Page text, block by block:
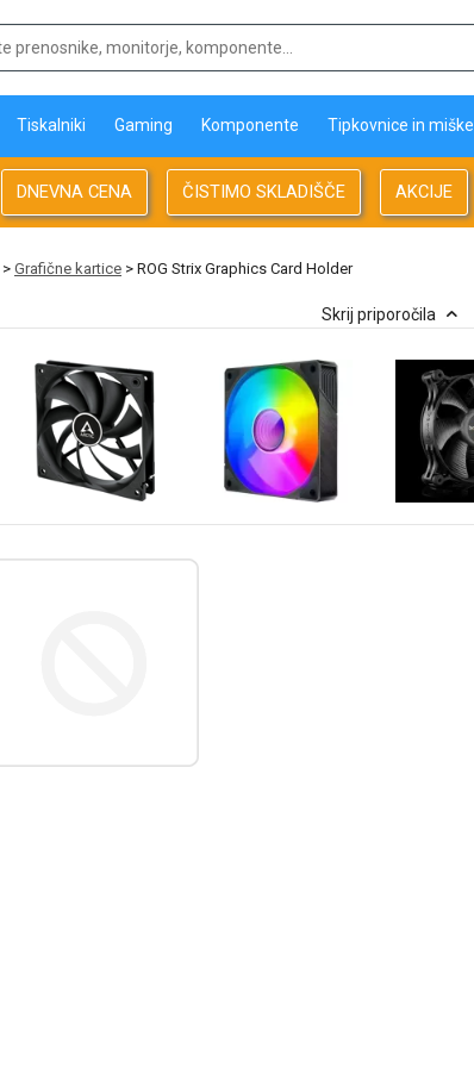
Tiskalniki Gaming Komponente Tipkovnice in miške
DNEVNA CENA ČISTIMO SKLADIŠČE AKCIJE
> Grafične kartice > ROG Strix Graphics Card Holder
Skrij priporočila